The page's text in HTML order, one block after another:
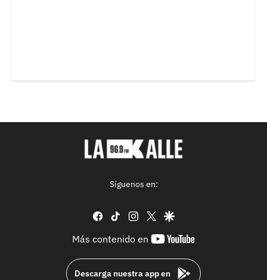
Síguenos en:
facebook
tiktok instagram
twittergoogle
Más contenido en
youtube-
Descarga nuestra app en